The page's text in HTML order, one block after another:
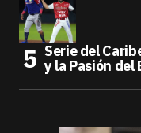
Serie del
y la Pasión del